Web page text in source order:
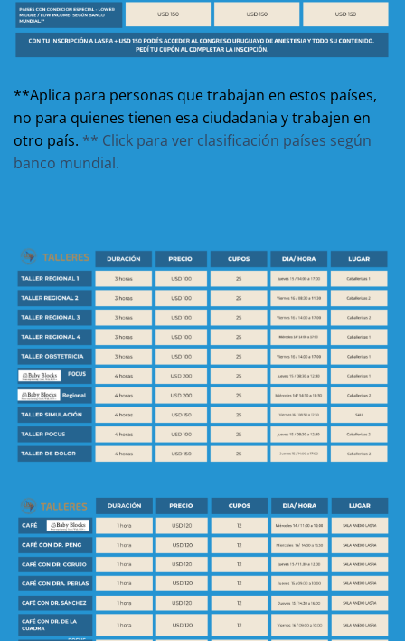
**Aplica para personas que trabajan en estos países,
no para quienes tienen esa ciudadania y trabajen en
otro país. ** Click para ver clasificación países según
banco mundial.